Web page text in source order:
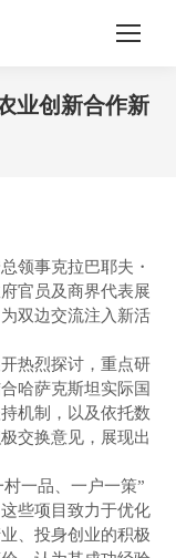
业创新合作新
领事克拉巴耶夫・
官员及商界代表展
双边交流注入新活
热烈探讨，重点研
哈萨克斯坦实际国
机制，以及依托数
交换意见，展现出
一品、一户一策”
些项目致力于优化
、投身创业的积极